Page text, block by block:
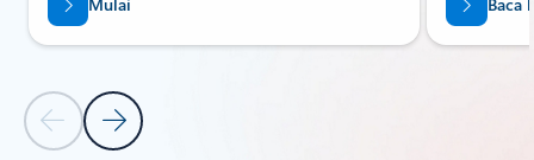
Slide Sebelumnya
Slide Berikutnya